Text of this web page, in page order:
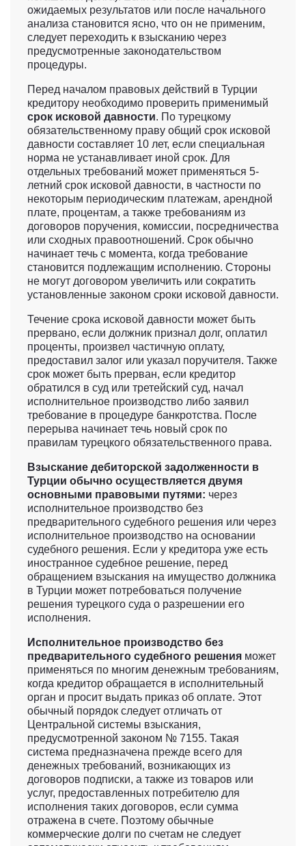
ожидаемых результатов или после начального
анализа становится ясно, что он не применим,
следует переходить к взысканию через
предусмотренные законодательством
процедуры.
Перед началом правовых действий в Турции
кредитору необходимо проверить применимый
срок исковой давности. По турецкому
обязательственному праву общий срок исковой
давности составляет 10 лет, если специальная
норма не устанавливает иной срок. Для
отдельных требований может применяться 5-
летний срок исковой давности, в частности по
некоторым периодическим платежам, арендной
плате, процентам, а также требованиям из
договоров поручения, комиссии, посредничества
или сходных правоотношений. Срок обычно
начинает течь с момента, когда требование
становится подлежащим исполнению. Стороны
не могут договором увеличить или сократить
установленные законом сроки исковой давности.
Течение срока исковой давности может быть
прервано, если должник признал долг, оплатил
проценты, произвел частичную оплату,
предоставил залог или указал поручителя. Также
срок может быть прерван, если кредитор
обратился в суд или третейский суд, начал
исполнительное производство либо заявил
требование в процедуре банкротства. После
перерыва начинает течь новый срок по
правилам турецкого обязательственного права.
Взыскание дебиторской задолженности в
Турции обычно осуществляется двумя
основными правовыми путями: через
исполнительное производство без
предварительного судебного решения или через
исполнительное производство на основании
судебного решения. Если у кредитора уже есть
иностранное судебное решение, перед
обращением взыскания на имущество должника
в Турции может потребоваться получение
решения турецкого суда о разрешении его
исполнения.
Исполнительное производство без
предварительного судебного решения может
применяться по многим денежным требованиям,
когда кредитор обращается в исполнительный
орган и просит выдать приказ об оплате. Этот
обычный порядок следует отличать от
Центральной системы взыскания,
предусмотренной законом № 7155. Такая
система предназначена прежде всего для
денежных требований, возникающих из
договоров подписки, а также из товаров или
услуг, предоставленных потребителю для
исполнения таких договоров, если сумма
отражена в счете. Поэтому обычные
коммерческие долги по счетам не следует